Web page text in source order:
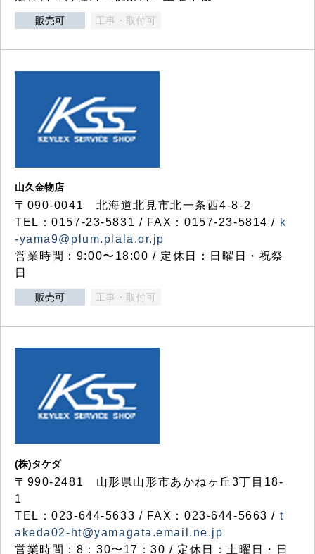
販売可 工事・取付可
山久金物店
〒090-0041 北海道北見市北一条西4-8-2
TEL：0157-23-5831 / FAX：0157-23-5814 / k
-yama9@plum.plala.or.jp
営業時間：9:00〜18:00 / 定休日：日曜日・祝祭
日
販売可 工事・取付可
(株)タケダ
〒990-2481 山形県山形市あかねヶ丘3丁目18-
1
TEL：023-644-5633 / FAX：023-644-5663 / t
akeda02-ht@yamagata.email.ne.jp
営業時間：8：30〜17：30 / 定休日：土曜日・日